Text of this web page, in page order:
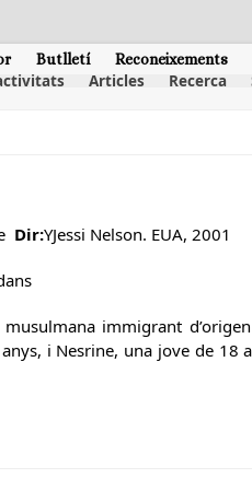
Butlletí Reconeixements
Articles Recerca
Dir:YJessi Nelson. EUA, 2001
immigrant
i Nesrine, una jove de 18